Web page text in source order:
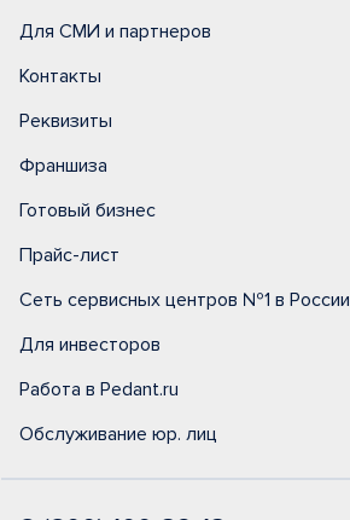
Для СМИ и партнеров
Контакты
Реквизиты
Франшиза
Готовый бизнес
Прайс-лист
Сеть сервисных центров №1 в России
Для инвесторов
Работа в Pedant.ru
Обслуживание юр. лиц